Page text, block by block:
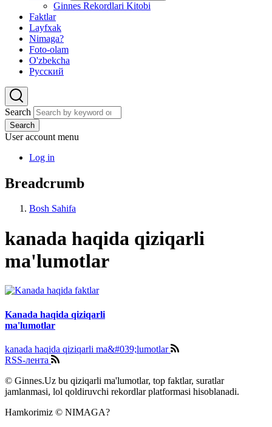
Ginnes Rekordlari Kitobi
Faktlar
Layfxak
Nimaga?
Foto-olam
O'zbekcha
Русский
Search
Search
User account menu
Log in
Breadcrumb
Bosh Sahifa
kanada haqida qiziqarli
ma'lumotlar
Kanada haqida qiziqarli
ma'lumotlar
kanada haqida qiziqarli ma&#039;lumotlar
RSS-лента
© Ginnes.Uz bu qiziqarli ma'lumotlar, top faktlar, suratlar
jamlanmasi, lol qoldiruvchi rekordlar platformasi hisoblanadi.
Hamkorimiz © NIMAGA?